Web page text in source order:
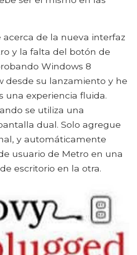
de la nueva interfaz
y la falta del botón de
Windows 8
desde su lanzamiento y he
una experiencia fluida.
se utiliza una
dual. Solo agregue
y automáticamente
usuario de Metro en una
escritorio en la otra.